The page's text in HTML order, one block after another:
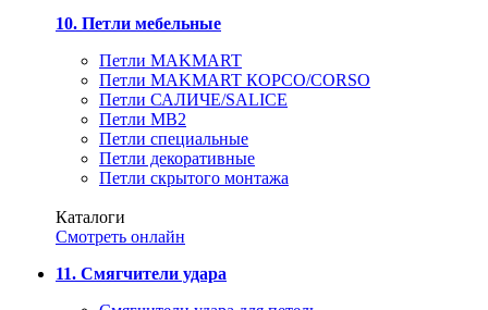
10. Петли мебельные
Петли MAKMART
Петли MAKMART КОРСО/CORSO
Петли САЛИЧЕ/SALICE
Петли MB2
Петли специальные
Петли декоративные
Петли скрытого монтажа
Каталоги
Смотреть онлайн
11. Смягчители удара